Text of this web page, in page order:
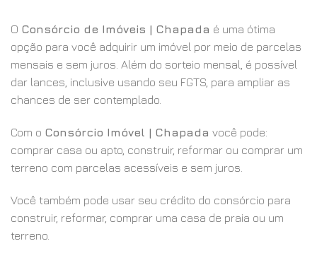
O Consórcio de Imóveis | Chapada é uma ótima
opção para você adquirir um imóvel por meio de parcelas
mensais e sem juros. Além do sorteio mensal, é possível
dar lances, inclusive usando seu FGTS, para ampliar as
chances de ser contemplado.
Com o Consórcio Imóvel | Chapada você pode:
comprar casa ou apto, construir, reformar ou comprar um
terreno com parcelas acessíveis e sem juros.
Você também pode usar seu crédito do consórcio para
construir, reformar, comprar uma casa de praia ou um
terreno.